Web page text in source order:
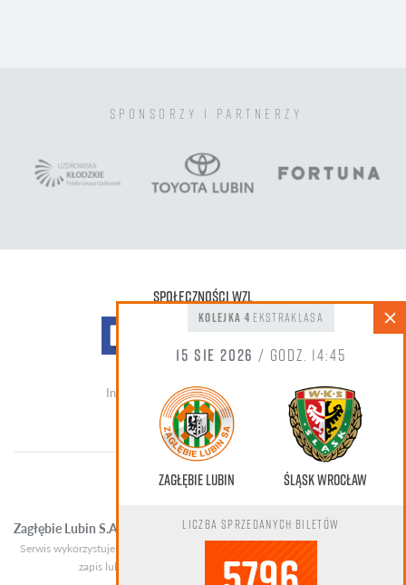
sponsorzy i partnerzy
Społeczności WZL
Informacja do zdjęć oraz nagrań wideo
Zagłębie Lubin S.A. Copyright © 2024 / Wszelkie prawa zastrzeżone
Serwis wykorzystuje pliki cookies. Korzystanie z serwisu oznacza zgodę na ich
zapis lub odczyt zgodnie z ustawieniami przeglądarki
kolejka 4 Ekstraklasa
15 sie 2026/ godz. 14:45
Zagłębie Lubin Śląsk Wrocław
Liczba sprzedanych biletów